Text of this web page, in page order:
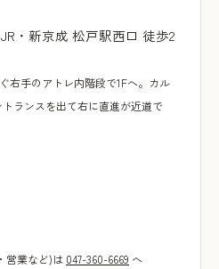
・新京成 松戸駅西口 徒歩2
右手のアトレ内階段で1Fへ。カル
ランスを出て右に直進が近道で
営業など)は 047-360-6669 へ